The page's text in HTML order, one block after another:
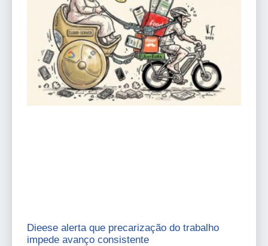
Dieese alerta que precarização do trabalho
impede avanço consistente